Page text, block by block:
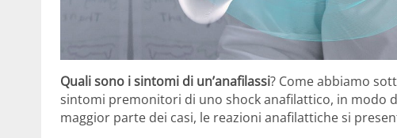
Quali sono i sintomi di un’anafilassi? Come abbiamo
sintomi premonitori di uno shock anafilattico, in modo
maggior parte dei casi, le reazioni anafilattiche si